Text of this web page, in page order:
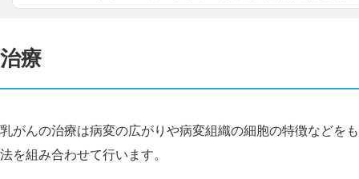
治療
乳がんの治療は病変の広がりや病変組織の細胞の特徴などを
法を組み合わせて行います。